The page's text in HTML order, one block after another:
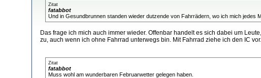
Zitat
fatabbot
Und in Gesundbrunnen standen wieder dutzende von Fahrrädern, wo ich mich jedes
Das frage ich mich auch immer wieder. Offenbar handelt es sich dabei um
zu, auch wenn ich ohne Fahrrad unterwegs bin. Mit Fahrrad ziehe ich den IC vor.
Zitat
fatabbot
Muss wohl am wunderbaren Februarwetter gelegen haben.